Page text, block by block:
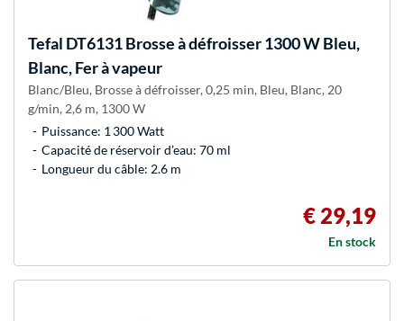
Tefal DT6131 Brosse à défroisser 1300 W Bleu,
Blanc, Fer à vapeur
Blanc/Bleu, Brosse à défroisser, 0,25 min, Bleu, Blanc, 20
g/min, 2,6 m, 1300 W
Puissance: 1 300 Watt
Capacité de réservoir d’eau: 70 ml
Longueur du câble: 2.6 m
€ 29,19
En stock